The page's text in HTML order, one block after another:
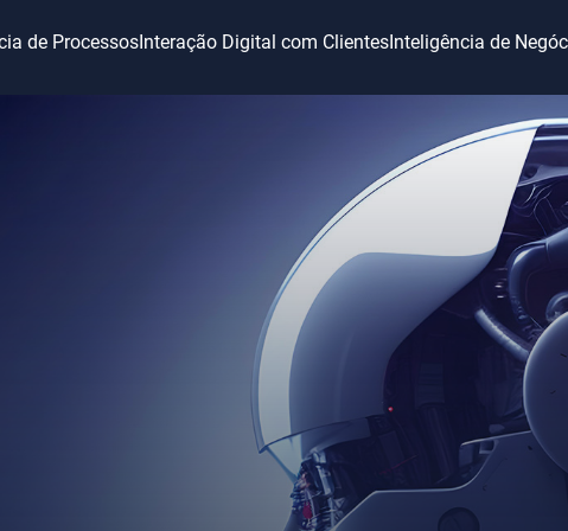
de ProcessosInteração Digital com ClientesInteligência de